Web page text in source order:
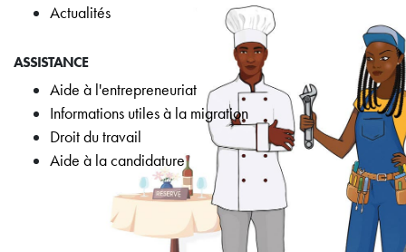
Actualités
ASSISTANCE
Aide à l'entrepreneuriat
Informations utiles à la migration
Droit du travail
Aide à la candidature